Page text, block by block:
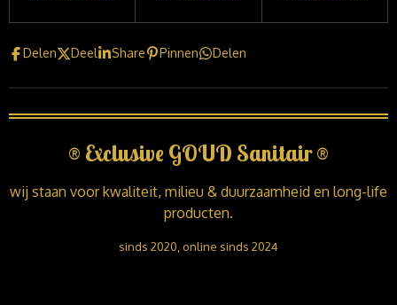
Delen Deel Share Pinnen Delen
® Exclusive GOUD Sanitair®
wij staan voor kwaliteit, milieu & duurzaamheid en long-life
producten.
sinds 2020, online sinds 2024